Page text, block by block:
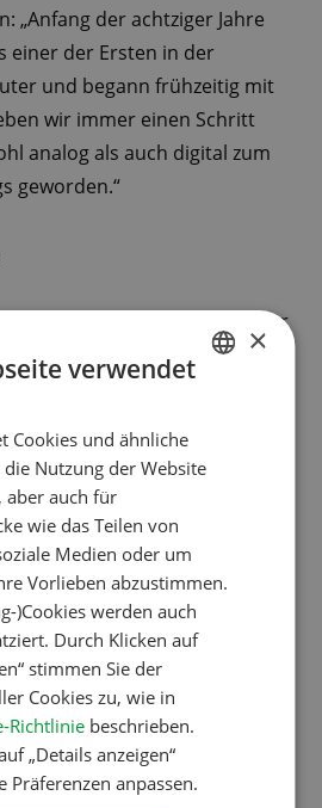
„Anfang der achtziger Jahre
einer der Ersten in der
und begann frühzeitig mit
wir immer einen Schritt
analog als auch digital zum
geworden.“
sich der begeisterte Camper
in Katalonien, warum
nicht im Voraus
Campingplatz verfügbar sein.
sofort Kollegen (die sowieso
hatten) zusammen,
durchzuführen. Ein
erste ACSI Urlaubsführer
entlang der Route nach
kontrollieren fast 400
Campingplätze in ganz
Campingplatzinformationen
die Campingführer eine
Hunderttausend Exemplaren,
DANISH
SPANISH
×
verwendet
Cookies und ähnliche
Nutzung der Website
aber auch für
wie das Teilen von
Medien oder um
Vorlieben abzustimmen.
)Cookies werden auch
Durch Klicken auf
stimmen Sie der
Cookies zu, wie in
Richtlinie beschrieben.
„Details anzeigen“
Präferenzen anpassen.